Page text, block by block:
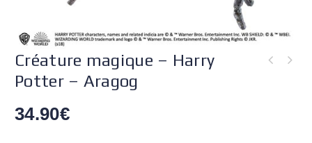
Créature magique – Harry
Potter – Aragog
34.90€